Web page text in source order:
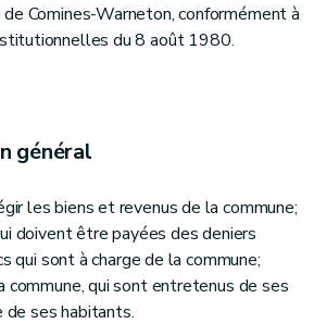
majorité
Comines-Warneton, conformément à
du 8 août 1980.
général
les biens et revenus de la commune;
doivent être payées des deniers
qui sont à charge de la commune;
qui sont entretenus de ses
de ses habitants.